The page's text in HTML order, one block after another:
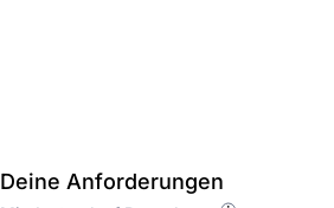
Deine Anforderungen